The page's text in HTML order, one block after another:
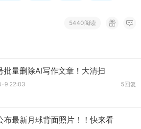
5440阅读
批量删除AI写作文章！大清扫
9 22:03 5回复
布最新月球背面照片！！快来看